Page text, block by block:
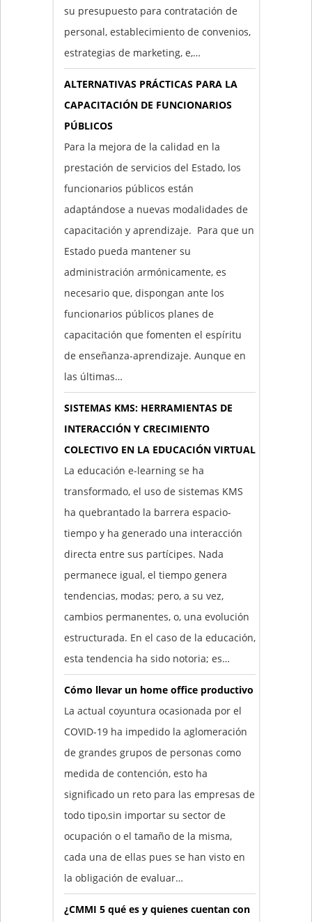
su presupuesto para contratación de
personal, establecimiento de convenios,
estrategias de marketing, e,…
ALTERNATIVAS PRÁCTICAS PARA LA
CAPACITACIÓN DE FUNCIONARIOS
PÚBLICOS
Para la mejora de la calidad en la
prestación de servicios del Estado, los
funcionarios públicos están
adaptándose a nuevas modalidades de
capacitación y aprendizaje. Para que un
Estado pueda mantener su
administración armónicamente, es
necesario que, dispongan ante los
funcionarios públicos planes de
capacitación que fomenten el espíritu
de enseñanza-aprendizaje. Aunque en
las últimas…
SISTEMAS KMS: HERRAMIENTAS DE
INTERACCIÓN Y CRECIMIENTO
COLECTIVO EN LA EDUCACIÓN VIRTUAL
La educación e-learning se ha
transformado, el uso de sistemas KMS
ha quebrantado la barrera espacio-
tiempo y ha generado una interacción
directa entre sus partícipes. Nada
permanece igual, el tiempo genera
tendencias, modas; pero, a su vez,
cambios permanentes, o, una evolución
estructurada. En el caso de la educación,
esta tendencia ha sido notoria; es…
Cómo llevar un home office productivo
La actual coyuntura ocasionada por el
COVID-19 ha impedido la aglomeración
de grandes grupos de personas como
medida de contención, esto ha
significado un reto para las empresas de
todo tipo,sin importar su sector de
ocupación o el tamaño de la misma,
cada una de ellas pues se han visto en
la obligación de evaluar…
¿CMMI 5 qué es y quienes cuentan con